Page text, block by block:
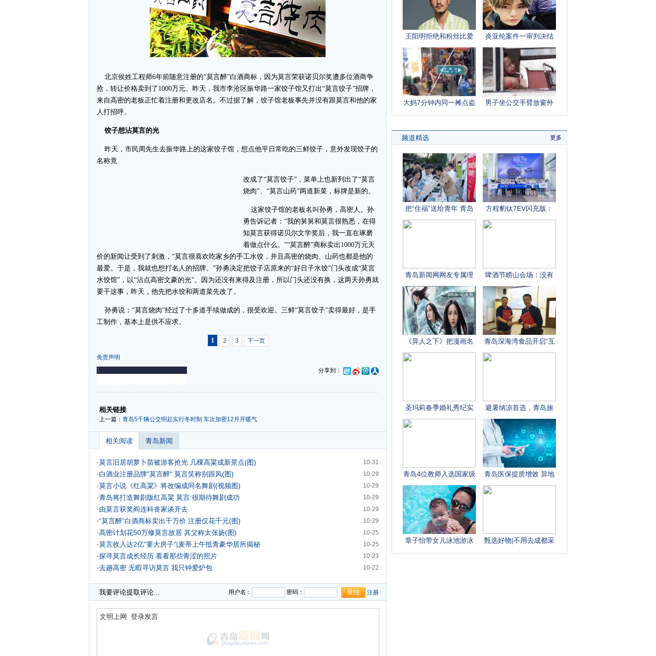
北京侯姓工程师6年前随意注册的“莫言醉”白酒商标，因为莫言荣获诺贝尔奖遭多位酒商争
抢，转让价格卖到了1000万元。昨天，我市李沧区振华路一家饺子馆又打出“莫言饺子”招牌，
来自高密的老板正忙着注册和更改店名。不过据了解，饺子馆老板事先并没有跟莫言和他的家
人打招呼。
饺子想沾莫言的光
昨天，市民周先生去振华路上的这家饺子馆，想点他平日常吃的三鲜饺子，意外发现饺子的
名称竟
改成了“莫言饺子”，菜单上也新列出了“莫言
烧肉”、“莫言山药”两道新菜，标牌是新的。
这家饺子馆的老板名叫孙勇，高密人。孙
勇告诉记者：“我的舅舅和莫言很熟悉，在得
知莫言获得诺贝尔文学奖后，我一直在琢磨
着做点什么。”“莫言醉”商标卖出1000万元天
价的新闻让受到了刺激，“莫言很喜欢吃家乡的手工水饺，并且高密的烧肉、山药也都是他的
最爱。于是，我就也想打名人的招牌。”孙勇决定把饺子店原来的“好日子水饺”门头改成“莫言
水饺馆”，以“沾点高密文豪的光”。因为还没有来得及注册，所以门头还没有换，这两天孙勇就
要干这事，昨天，他先把水饺和两道菜先改了。
孙勇说：“莫言烧肉”经过了十多道手续做成的，很受欢迎。三鲜“莫言饺子”卖得最好，是手
工制作，基本上是供不应求。
1 2 3 下一页
免责声明
分享到：
-
相关链接
上一篇： 青岛5千辆公交明起实行冬时制 车次加密12月开暖气
相关阅读 青岛新闻
10-31
·莫言旧居胡萝卜苗被游客抢光 几棵高粱成新景点(图)
10-29
·白酒业注册品牌"莫言醉" 莫言笑称别跟风(图)
10-29
·莫言小说《红高粱》将改编成同名舞剧(视频图)
10-29
·青岛将打造舞剧版红高粱 莫言:很期待舞剧成功
10-29
·由莫言获奖阎连科丧家谈开去
10-29
·“莫言醉”白酒商标卖出千万价 注册仅花千元(图)
10-25
·高密计划花50万修莫言故居 其父称太张扬(图)
10-25
·莫言收入达2亿"要大房子"|麦蒂上午抵青豪华居所揭秘
10-23
·探寻莫言成长经历 看看那些青涩的照片
10-22
·去趟高密 无暇寻访莫言 我只钟爱炉包
我要评论提取评论... 用户名： 密码： 注册